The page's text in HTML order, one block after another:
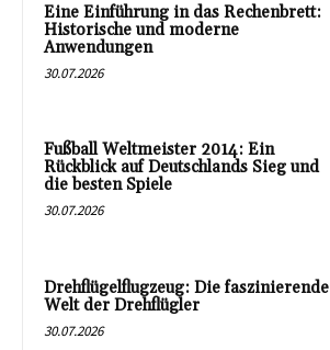
Eine Einführung in das Rechenbrett:
Historische und moderne
Anwendungen
30.07.2026
Fußball Weltmeister 2014: Ein
Rückblick auf Deutschlands Sieg und
die besten Spiele
30.07.2026
Drehflügelflugzeug: Die faszinierende
Welt der Drehflügler
30.07.2026